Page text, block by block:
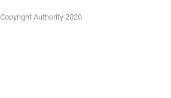
Authority 2020